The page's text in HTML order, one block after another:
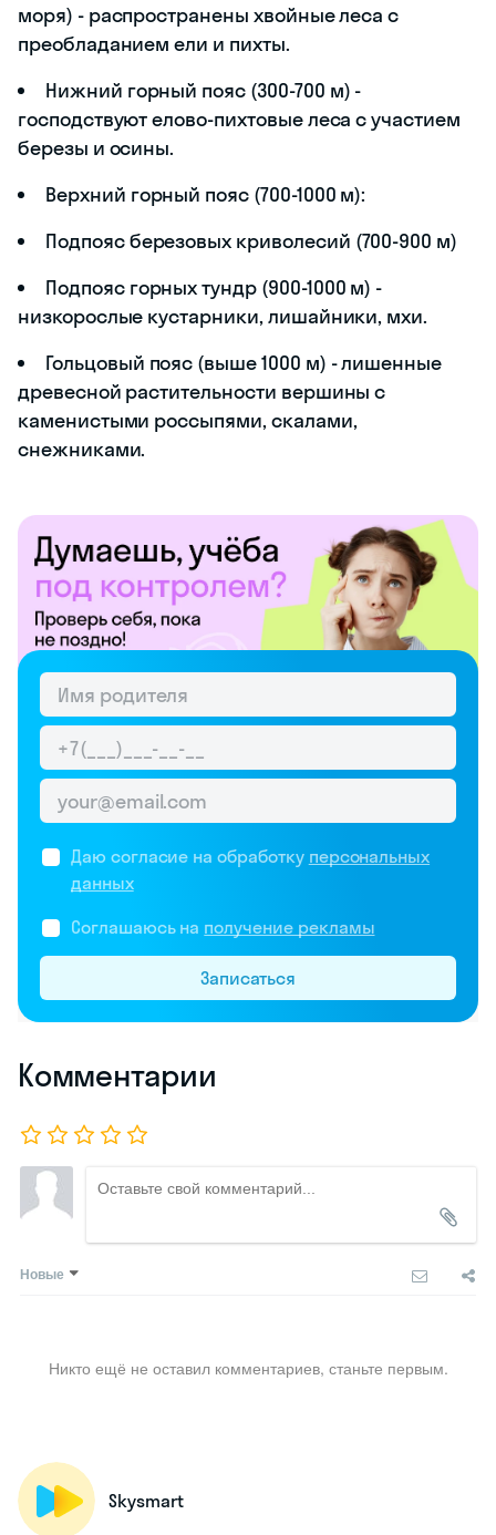
моря) - распространены хвойные леса с
преобладанием ели и пихты.
Нижний горный пояс (300-700 м) -
господствуют елово-пихтовые леса с участием
березы и осины.
Верхний горный пояс (700-1000 м):
Подпояс березовых криволесий (700-900 м)
Подпояс горных тундр (900-1000 м) -
низкорослые кустарники, лишайники, мхи.
Гольцовый пояс (выше 1000 м) - лишенные
древесной растительности вершины с
каменистыми россыпями, скалами,
снежниками.
Даю согласие на обработку персональных
данных
Соглашаюсь на получение рекламы
Записаться
Комментарии
Новые
Никто ещё не оставил комментариев, станьте первым.
Skysmart